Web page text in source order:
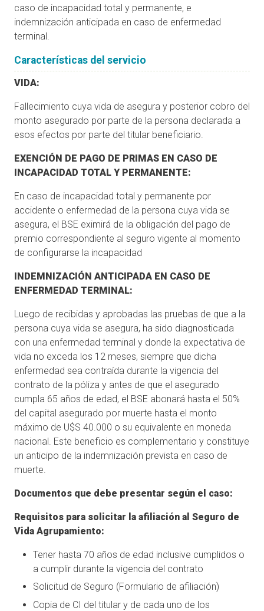
caso de incapacidad total y permanente, e
indemnización anticipada en caso de enfermedad
terminal.
Características del servicio
VIDA:
Fallecimiento cuya vida de asegura y posterior cobro del
monto asegurado por parte de la persona declarada a
esos efectos por parte del titular beneficiario.
EXENCIÓN DE PAGO DE PRIMAS EN CASO DE
INCAPACIDAD TOTAL Y PERMANENTE:
En caso de incapacidad total y permanente por
accidente o enfermedad de la persona cuya vida se
asegura, el BSE eximirá de la obligación del pago de
premio correspondiente al seguro vigente al momento
de configurarse la incapacidad
INDEMNIZACIÓN ANTICIPADA EN CASO DE
ENFERMEDAD TERMINAL:
Luego de recibidas y aprobadas las pruebas de que a la
persona cuya vida se asegura, ha sido diagnosticada
con una enfermedad terminal y donde la expectativa de
vida no exceda los 12 meses, siempre que dicha
enfermedad sea contraída durante la vigencia del
contrato de la póliza y antes de que el asegurado
cumpla 65 años de edad, el BSE abonará hasta el 50%
del capital asegurado por muerte hasta el monto
máximo de U$S 40.000 o su equivalente en moneda
nacional. Este beneficio es complementario y constituye
un anticipo de la indemnización prevista en caso de
muerte.
Documentos que debe presentar según el caso:
Requisitos para solicitar la afiliación al Seguro de
Vida Agrupamiento:
Tener hasta 70 años de edad inclusive cumplidos o
a cumplir durante la vigencia del contrato
Solicitud de Seguro (Formulario de afiliación)
Copia de CI del titular y de cada uno de los